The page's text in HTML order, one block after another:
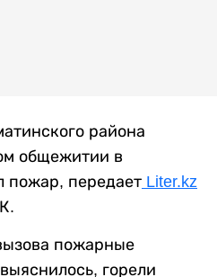
района
общежитии в
пожар, передает Liter.kz
пожарные
горели